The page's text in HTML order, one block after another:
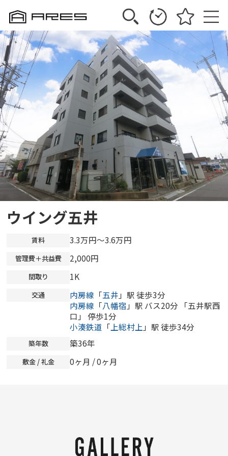
ウイング五井
賃料 3.3万円～3.6万円
管理費＋共益費 2,000円
間取り 1K
交通 内房線 「五井 」駅 徒歩3分
内房線 「八幡宿 」駅 バス20分 「五井駅西
口」 停歩1分
小湊鉄道 「 上総村上 」駅 徒歩34分
築年数 築36年
敷金 / 礼金 0ヶ月 /0ヶ月